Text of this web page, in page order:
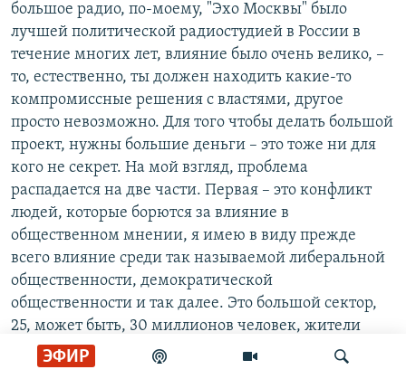
ЭФИР
большое радио, по-моему, "Эхо Москвы" было
лучшей политической радиостудией в России в
течение многих лет, влияние было очень велико, –
то, естественно, ты должен находить какие-то
компромиссные решения с властями, другое
просто невозможно. Для того чтобы делать большой
проект, нужны большие деньги – это тоже ни для
кого не секрет. На мой взгляд, проблема
распадается на две части. Первая – это конфликт
людей, которые борются за влияние в
общественном мнении, я имею в виду прежде
всего влияние среди так называемой либеральной
общественности, демократической
общественности и так далее. Это большой сектор,
25, может быть, 30 миллионов человек, жители
крупных городов, образованные, знающие
иностранные языки, бывающие за границей и так